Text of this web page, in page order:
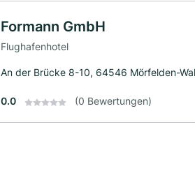
Formann GmbH
Flughafenhotel
An der Brücke 8-10, 64546 Mörfelden-
0.0 (0 Bewertungen)